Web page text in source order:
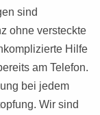
sind
ohne versteckte
Hilfe
am Telefon.
bei jedem
Wir sind